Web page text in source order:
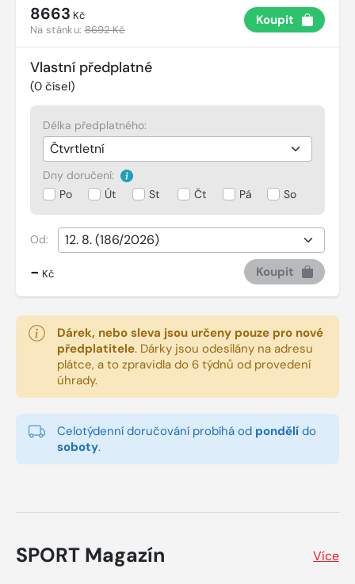
8663 Kč
Na stánku:8692 Kč
Koupit
Vlastní předplatné
(0 čísel)
Délka předplatného:
Dny doručení:
Po
Út St Čt Pá So
Od:
- Kč Koupit
Dárek, nebo sleva jsou určeny pouze pro nové
předplatitele. Dárky jsou odesílány na adresu
plátce, a to zpravidla do 6 týdnů od provedení
úhrady.
Celotýdenní doručování probíhá od pondělí do
soboty.
SPORT Magazín Více